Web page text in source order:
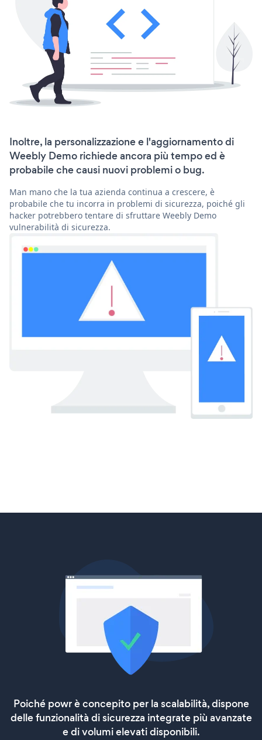
Inoltre, la personalizzazione e l'aggiornamento di
Weebly Demo richiede ancora più tempo ed è
probabile che causi nuovi problemi o bug.
Man mano che la tua azienda continua a crescere, è
probabile che tu incorra in problemi di sicurezza, poiché gli
hacker potrebbero tentare di sfruttare Weebly Demo
vulnerabilità di sicurezza.
Poiché powr è concepito per la scalabilità, dispone
delle funzionalità di sicurezza integrate più avanzate
e di volumi elevati disponibili.